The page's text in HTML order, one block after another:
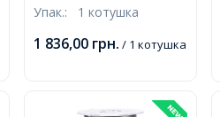
300м/котушка,
Упак.: 1 котушка
1 836,00 грн. / 1 котушка